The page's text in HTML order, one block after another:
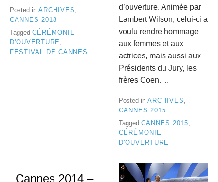
Posted in ARCHIVES
CANNES 2018
Tagged CÉRÉMONIE
D'OUVERTURE ,
FESTIVAL DE CANNES
d’ouverture. Animée par
Lambert Wilson, celui-ci a
voulu rendre hommage
aux femmes et aux
actrices, mais aussi aux
Présidents du Jury, les
frères Coen….
Posted in ARCHIVES
CANNES 2015
Tagged CANNES 2015,
CÉRÉMONIE
D'OUVERTURE
Cannes 2014 –